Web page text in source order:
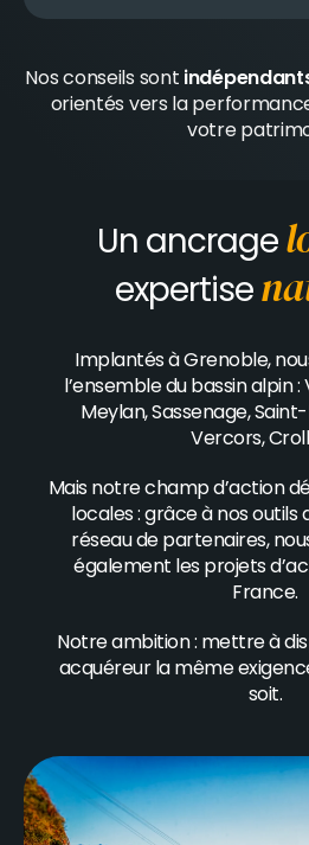
Nos conseils sont
orientés vers la
votre
Un ancrage
expertise
Implantés à Grenoble,
l’ensemble du bassin alpin
Meylan, Sassenage,
Vercors,
Mais notre champ d’action
locales : grâce à nos
réseau de partenaires,
également les projets
France.
Notre ambition : mettre à
acquéreur la même
soit.